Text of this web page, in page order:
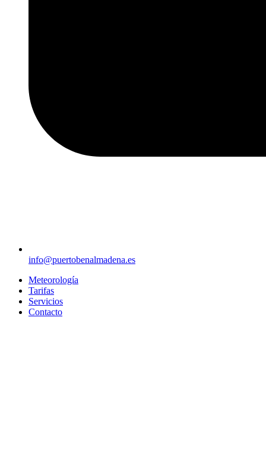
info@puertobenalmadena.es
Meteorología
Tarifas
Servicios
Contacto